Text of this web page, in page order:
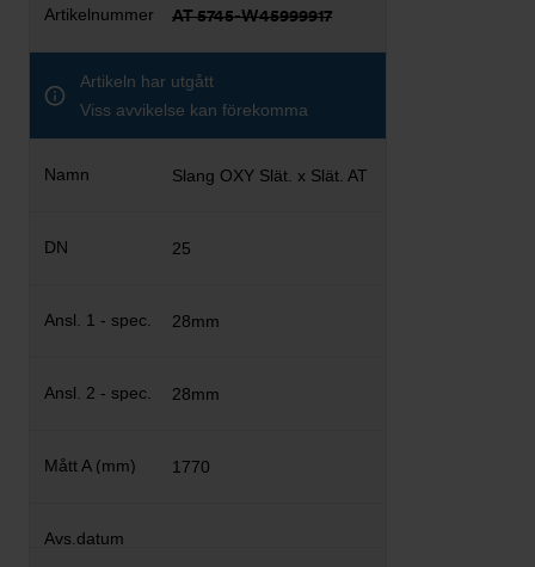
AT 5745-W45999917
Artikeln har utgått
Viss avvikelse kan förekomma
Slang OXY Slät. x Slät. AT
25
28mm
28mm
1770